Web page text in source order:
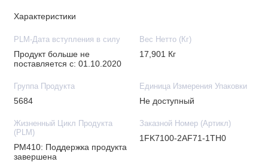
Характеристики
PLM-Дата вступления в силу
Продукт больше не
поставляется с: 01.10.2020
Вес Нетто (Кг)
17,901 Кг
Группа Продукта
5684
Единица Измерения Упаковки
Не доступный
Жизненный Цикл Продукта
(PLM)
PM410: Поддержка продукта
завершена
Заказной Номер (Артикл)
1FK7100-2AF71-1TH0